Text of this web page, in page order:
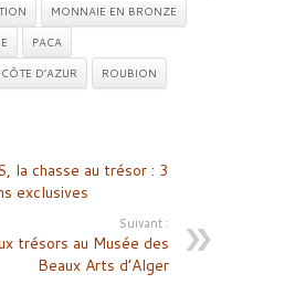
MONNAIE EN BRONZE
PACA
D’AZUR
ROUBION
la chasse au trésor : 3
exclusives
Suivant :
trésors au Musée des
Beaux Arts d’Alger